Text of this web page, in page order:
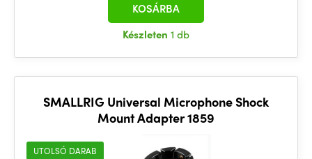
Készleten 1 db
KOSÁRBA
SMALLRIG Universal Microphone Shock
Mount Adapter 1859
UTOLSÓ DARAB